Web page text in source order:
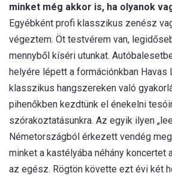
minket még akkor is, ha olyanok
Egyébként profi klasszikus zenész
végeztem. Öt testvérem van,
mennyből kíséri utunkat.
helyére lépett a formációnkban Havas
klasszikus hangszereken való
pihenőkben kezdtünk el énekelni
szórakoztatásunkra. Az egyik ilyen
Németországból érkezett vendég
minket a kastélyába néhány koncertet
az egész. Rögtön követte ezt évi két